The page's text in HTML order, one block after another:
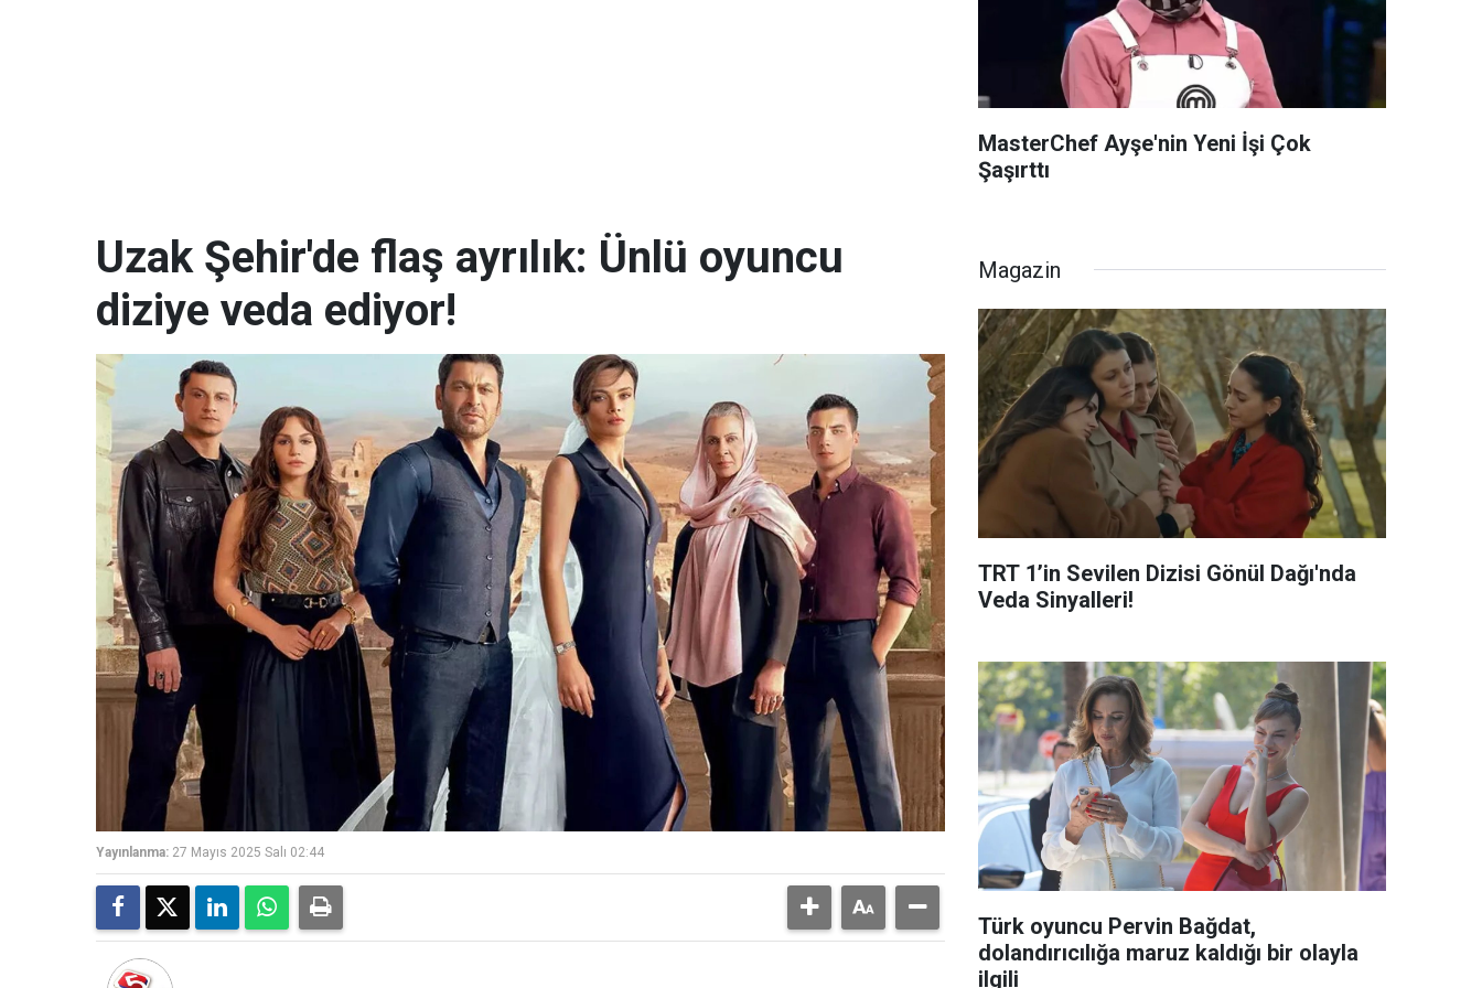
MasterChef Ayşe'nin Yeni İşi Çok
Şaşırttı
Uzak Şehir'de flaş ayrılık: Ünlü oyuncu
diziye veda ediyor!
Yayınlanma: 27 Mayıs 2025 Salı 02:44
Magazin
TRT 1’in Sevilen Dizisi Gönül Dağı'nda
Veda Sinyalleri!
Türk oyuncu Pervin Bağdat,
dolandırıcılığa maruz kaldığı bir olayla
ilgili